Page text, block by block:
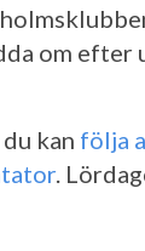
om
kan följa
.